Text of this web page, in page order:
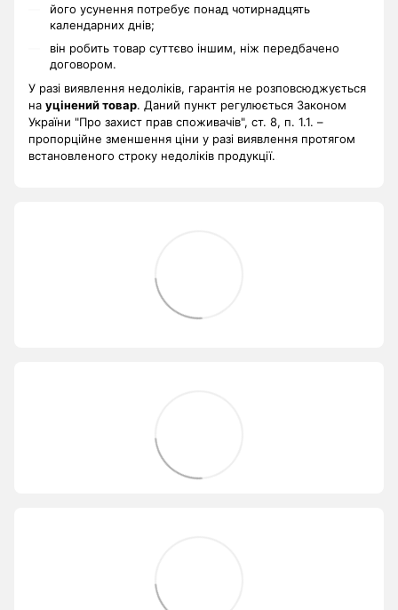
його усунення потребує понад чотирнадцять
календарних днів;
він робить товар суттєво іншим, ніж передбачено
договором.
У разі виявлення недоліків, гарантія не розповсюджується
на уцінений товар. Даний пункт регулюється Законом
України "Про захист прав споживачів", ст. 8, п. 1.1. –
пропорційне зменшення ціни у разі виявлення протягом
встановленого строку недоліків продукції.